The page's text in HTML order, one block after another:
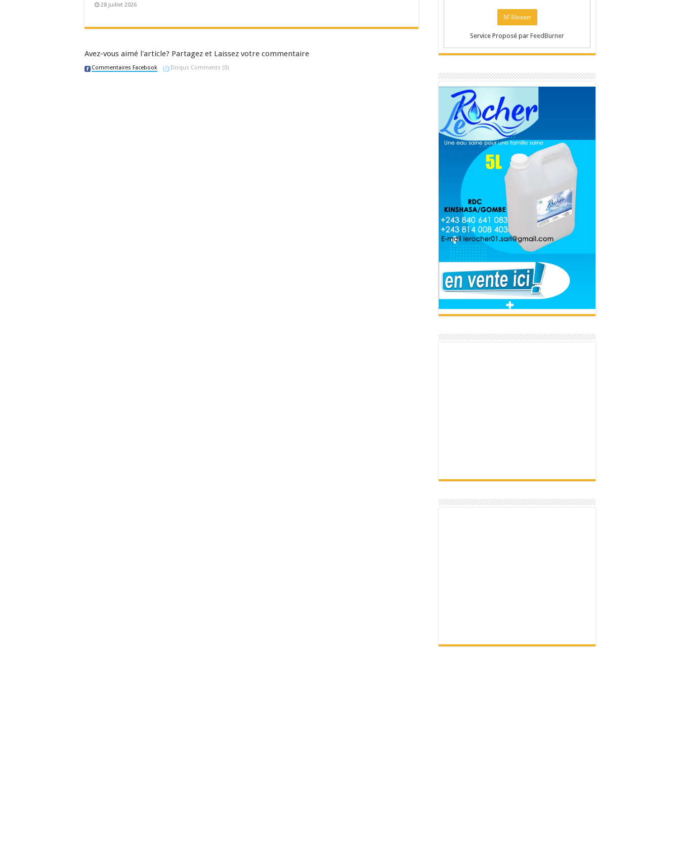
28 juillet 2026
Avez-vous aimé l'article? Partagez et Laissez votre commentaire
Commentaires Facebook Disqus Comments (0)
Service Proposé par FeedBurner